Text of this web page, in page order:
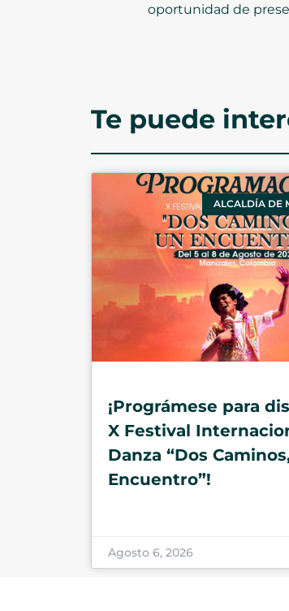
oportunidad de
Te puede
ALCALDÍA DE
¡Prográmese para
X Festival
Danza “Dos
Encuentro”!
Agosto 6, 2026